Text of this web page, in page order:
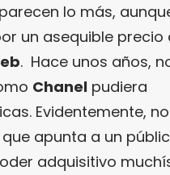
lo más,
un asequible precio
. Hace unos años,
Chanel pudiera
Evidentemente,
apunta a un
adquisitivo